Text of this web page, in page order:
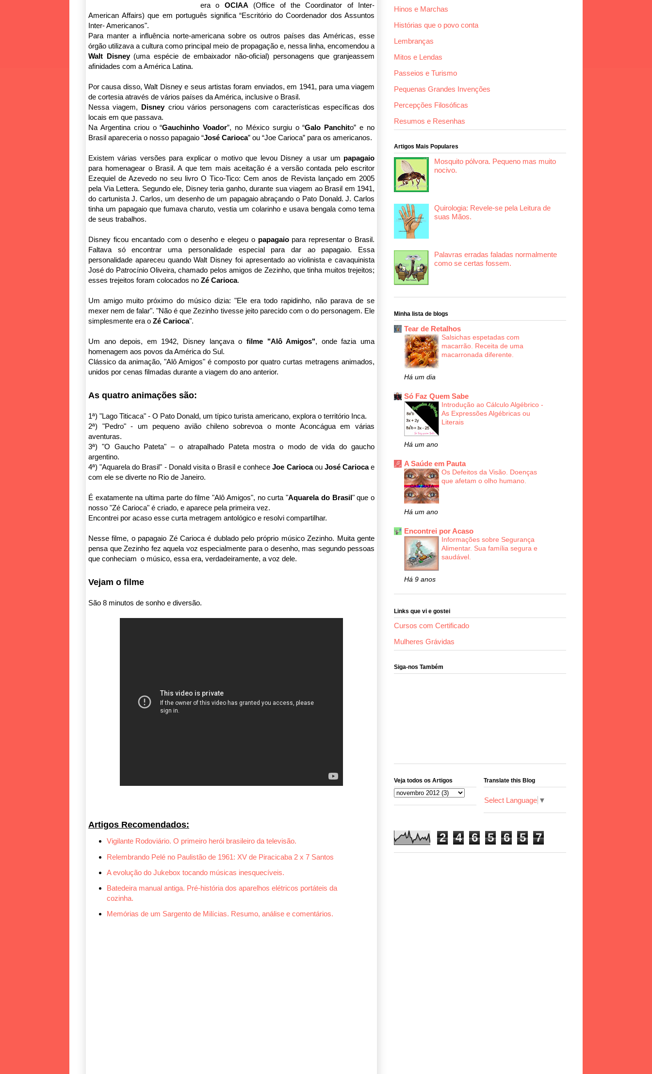
era o OCIAA (Office of the Coordinator of Inter-
American Affairs) que em português significa “Escritório do Coordenador dos Assuntos
Inter- Americanos".
Para manter a influência norte-americana sobre os outros países das Américas, esse
órgão utilizava a cultura como principal meio de propagação e, nessa linha, encomendou a
Walt Disney(uma espécie de embaixador não-oficial) personagens que granjeassem
afinidades com a América Latina.
Por causa disso, Walt Disney e seus artistas foram enviados, em 1941, para uma viagem
de cortesia através de vários países da América, inclusive o Brasil.
Nessa viagem, Disneycriou vários personagens com características específicas dos
locais em que passava.
Na Argentina criou o “Gauchinho Voador”, no México surgiu o “Galo Panchito” e no
Brasil apareceria o nosso papagaio “José Carioca” ou “Joe Carioca” para os americanos.
Existem várias versões para explicar o motivo que levou Disney a usar um papagaio
para homenagear o Brasil. A que tem mais aceitação é a versão contada pelo escritor
Ezequiel de Azevedo no seu livro O Tico-Tico: Cem anos de Revista lançado em 2005
pela Via Lettera. Segundo ele, Disney teria ganho, durante sua viagem ao Brasil em 1941,
do cartunista J. Carlos, um desenho de um papagaio abraçando o Pato Donald. J. Carlos
tinha um papagaio que fumava charuto, vestia um colarinho e usava bengala como tema
de seus trabalhos.
Disney ficou encantado com o desenho e elegeu o papagaiopara representar o Brasil.
Faltava só encontrar uma personalidade especial para dar ao papagaio. Essa
personalidade apareceu quando Walt Disney foi apresentado ao violinista e cavaquinista
José do Patrocínio Oliveira, chamado pelos amigos de Zezinho, que tinha muitos trejeitos;
esses trejeitos foram colocados no Zé Carioca.
Um amigo muito próximo do músico dizia: "Ele era todo rapidinho, não parava de se
mexer nem de falar". "Não é que Zezinho tivesse jeito parecido com o do personagem. Ele
simplesmente era o Zé Carioca".
Um ano depois, em 1942, Disney lançava o filme "Alô Amigos", onde fazia uma
homenagem aos povos da América do Sul.
Clássico da animação, "Alô Amigos" é composto por quatro curtas metragens animados,
unidos por cenas filmadas durante a viagem do ano anterior.
As quatro animações são:
1ª) "Lago Titicaca" - O Pato Donald, um típico turista americano, explora o território Inca.
2ª) "Pedro" - um pequeno avião chileno sobrevoa o monte Aconcágua em várias
aventuras.
3ª) "O Gaucho Pateta" – o atrapalhado Pateta mostra o modo de vida do gaucho
argentino.
4ª) "Aquarela do Brasil" - Donald visita o Brasil e conheceJoe Cariocaou José Cariocae
com ele se diverte no Rio de Janeiro.
É exatamente na ultima parte do filme "Alô Amigos", no curta "Aquarela do Brasil" que o
nosso "Zé Carioca" é criado, e aparece pela primeira vez.
Encontrei por acaso esse curta metragem antológico e resolvi compartilhar.
Nesse filme, o papagaio Zé Carioca é dublado pelo próprio músico Zezinho. Muita gente
pensa que Zezinho fez aquela voz especialmente para o desenho, mas segundo pessoas
que conheciam o músico, essa era, verdadeiramente, a voz dele.
Vejam o filme
São 8 minutos de sonho e diversão.
Artigos Recomendados:
Vigilante Rodoviário. O primeiro herói brasileiro da televisão.
Relembrando Pelé no Paulistão de 1961: XV de Piracicaba 2 x 7 Santos
A evolução do Jukebox tocando músicas inesquecíveis.
Batedeira manual antiga. Pré-história dos aparelhos elétricos portáteis da
cozinha.
Memórias de um Sargento de Milícias. Resumo, análise e comentários.
Hinos e Marchas
Histórias que o povo conta
Lembranças
Mitos e Lendas
Passeios e Turismo
Pequenas Grandes Invenções
Percepções Filosóficas
Resumos e Resenhas
Artigos Mais Populares
Mosquito pólvora. Pequeno mas muito
nocivo.
Quirologia: Revele-se pela Leitura de
suas Mãos.
Palavras erradas faladas normalmente
como se certas fossem.
Minha lista de blogs
Tear de Retalhos
Salsichas espetadas com
macarrão. Receita de uma
macarronada diferente.
Há um dia
Só Faz Quem Sabe
Introdução ao Cálculo Algébrico -
As Expressões Algébricas ou
Literais
Há um ano
A Saúde em Pauta
Os Defeitos da Visão. Doenças
que afetam o olho humano.
Há um ano
Encontrei por Acaso
Informações sobre Segurança
Alimentar. Sua família segura e
saudável.
Há 9 anos
Links que vi e gostei
Cursos com Certificado
Mulheres Grávidas
Siga-nos Também
Veja todos os Artigos Translate this Blog
Select Language ▼
2 4 6 5 6 5 7